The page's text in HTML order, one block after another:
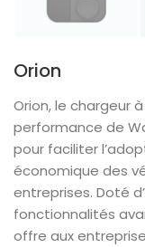
Orion
Orion, le chargeur
performance de
pour faciliter
économique des
entreprises. Doté
fonctionnalités
offre aux